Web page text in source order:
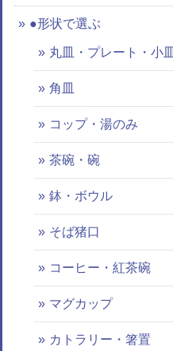
●形状で選ぶ
丸皿・プレート・小皿
角皿
コップ・湯のみ
茶碗・碗
鉢・ボウル
そば猪口
コーヒー・紅茶碗
マグカップ
カトラリー・箸置